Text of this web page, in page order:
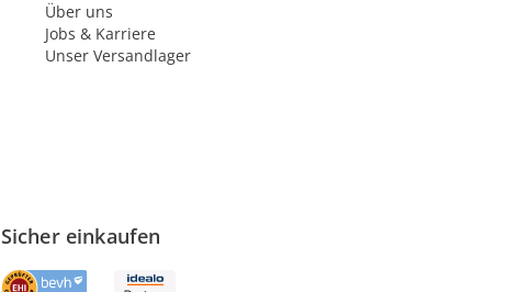
Über uns
Jobs & Karriere
Unser Versandlager
Sicher einkaufen